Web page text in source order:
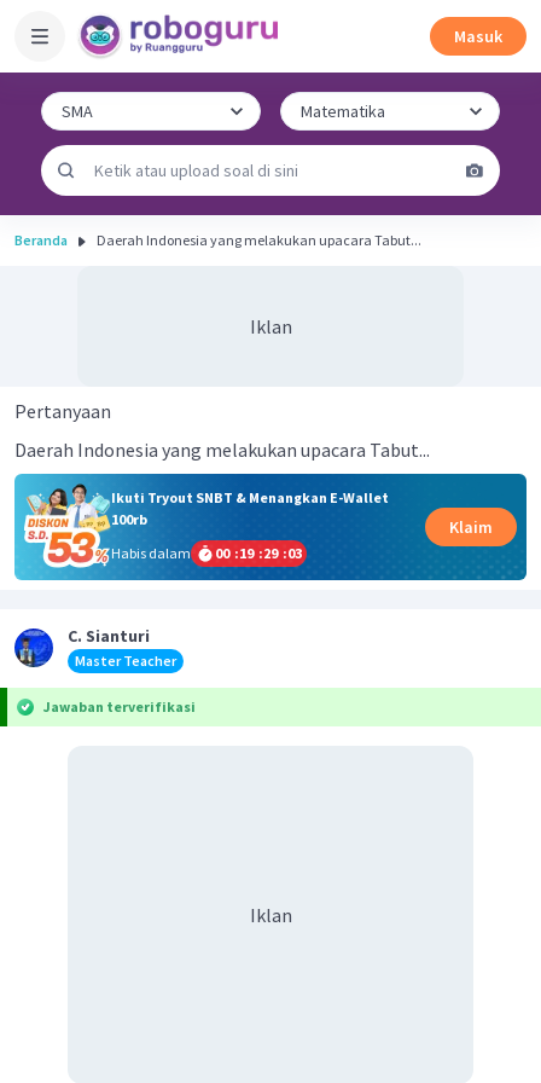
Masuk
Beranda Daerah Indonesia yang melakukan upacara Tabut...
Iklan
Pertanyaan
Daerah Indonesia yang melakukan upacara Tabut...
Ikuti Tryout SNBT & Menangkan E-Wallet
100rb
Habis dalam
00 :19 :29 :03
Klaim
C. Sianturi
Master Teacher
Jawaban terverifikasi
Iklan